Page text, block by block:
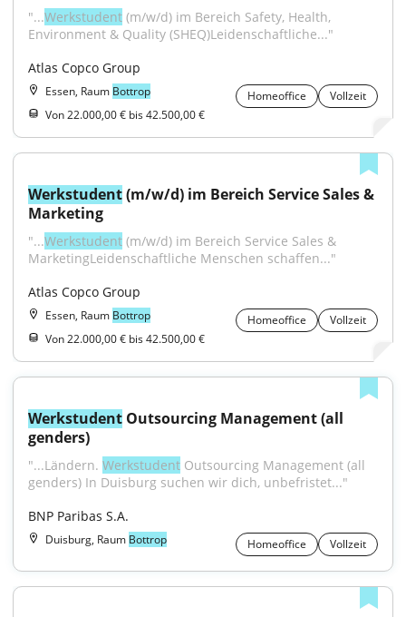
"...Werkstudent (m/w/d) im Bereich Safety, Health,
Environment & Quality (SHEQ)Leidenschaftliche..."
Atlas Copco Group
Essen, Raum Bottrop Homeoffice
Vollzeit
Von 22.000,00 € bis 42.500,00 €
Werkstudent (m/w/d) im Bereich Service Sales &
Marketing
"...Werkstudent (m/w/d) im Bereich Service Sales &
MarketingLeidenschaftliche Menschen schaffen..."
Atlas Copco Group
Essen, Raum Bottrop Homeoffice
Vollzeit
Von 22.000,00 € bis 42.500,00 €
Werkstudent Outsourcing Management (all
genders)
"...Ländern. Werkstudent Outsourcing Management (all
genders) In Duisburg suchen wir dich, unbefristet..."
BNP Paribas S.A.
Duisburg, Raum Bottrop Homeoffice Vollzeit